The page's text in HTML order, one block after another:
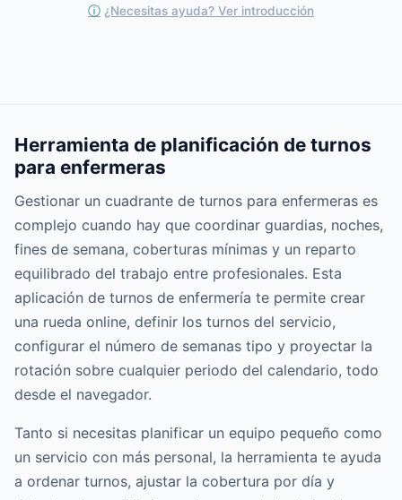
ⓘ ¿Necesitas ayuda? Ver introducción
Herramienta de planificación de turnos
para enfermeras
Gestionar un cuadrante de turnos para enfermeras es
complejo cuando hay que coordinar guardias, noches,
fines de semana, coberturas mínimas y un reparto
equilibrado del trabajo entre profesionales. Esta
aplicación de turnos de enfermería te permite crear
una rueda online, definir los turnos del servicio,
configurar el número de semanas tipo y proyectar la
rotación sobre cualquier periodo del calendario, todo
desde el navegador.
Tanto si necesitas planificar un equipo pequeño como
un servicio con más personal, la herramienta te ayuda
a ordenar turnos, ajustar la cobertura por día y